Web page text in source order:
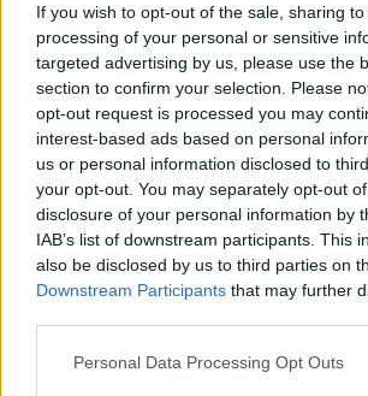
If you wish to opt-out of the sale, sharing
processing of your personal or sensitive
targeted advertising by us, please use the
section to confirm your selection. Please
opt-out request is processed you may
interest-based ads based on personal
us or personal information disclosed to
your opt-out. You may separately opt-out
disclosure of your personal information by
IAB’s list of downstream participants. This
also be disclosed by us to third parties on
Downstream Participants that may further
Please note that this website/app uses one
Personal Data Processing Opt Outs
Continua a leggere
SOSTENIBILITÀ